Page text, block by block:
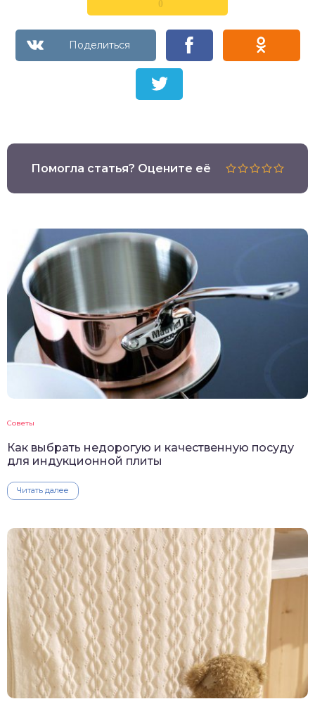
0
Помогла статья? Оцените её
Советы
Как выбрать недорогую и качественную посуду
для индукционной плиты
Читать далее